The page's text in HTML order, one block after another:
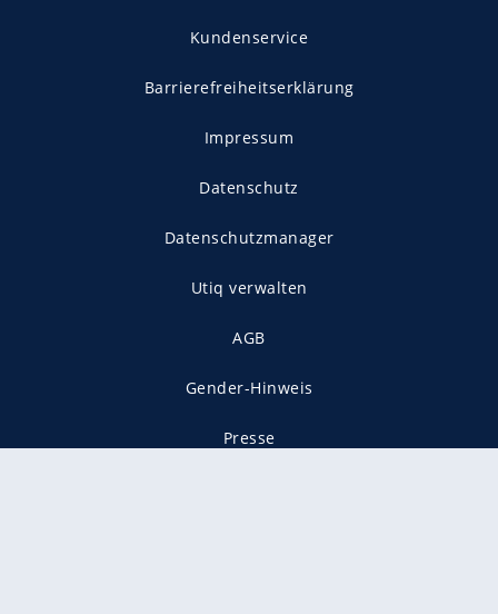
Kundenservice
Barrierefreiheitserklärung
Impressum
Datenschutz
Datenschutzmanager
Utiq verwalten
AGB
Gender-Hinweis
Presse